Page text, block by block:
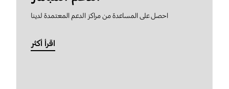
احصل على المساعدة من مراكز الدعم المعتمدة لدينا
اقرأ أكثر